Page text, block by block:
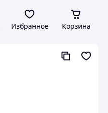
Избранное Корзина